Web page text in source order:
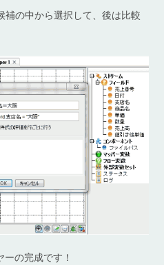
補の中から選択して、後は比較
ーの完成です！